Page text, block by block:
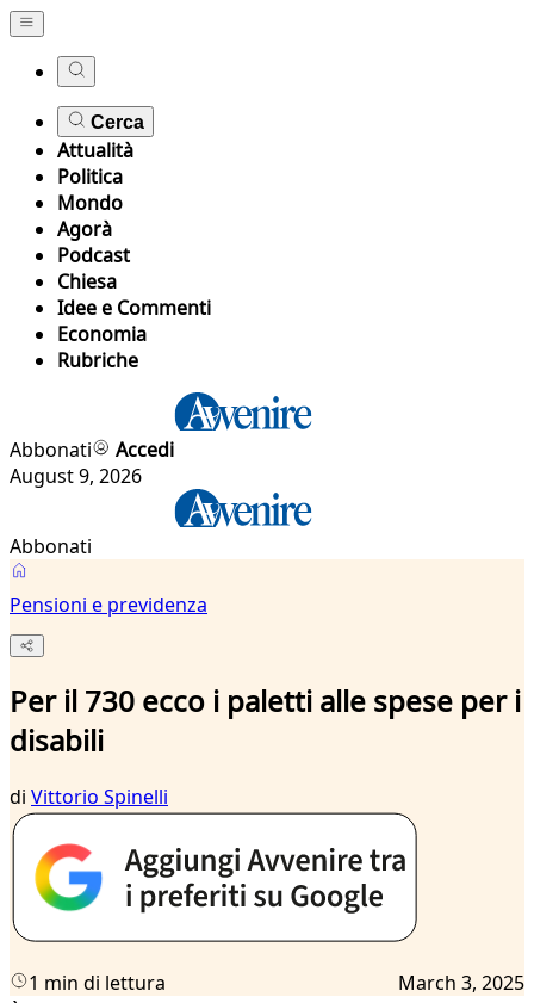
Cerca
Attualità
Politica
Mondo
Agorà
Podcast
Chiesa
Idee e Commenti
Economia
Rubriche
Abbonati
Accedi
August 9, 2026
Abbonati
Pensioni e previdenza
Per il 730 ecco i paletti alle spese per i
disabili
di Vittorio Spinelli
1 min di lettura March 3, 2025